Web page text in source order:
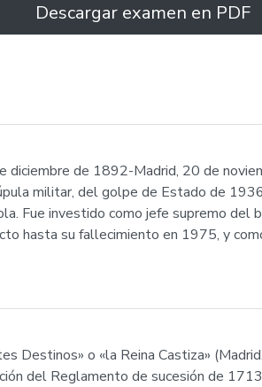
Descargar examen en PDF
diciembre de 1892-Madrid, 20 de
militar, del golpe de Estado de
Fue investido como jefe supremo
hasta su fallecimiento en 1975, y
Destinos» o «la Reina Castiza»
del Reglamento de sucesión de